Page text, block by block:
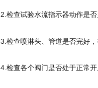
2.检查试验水流指示器动作是
3.检查喷淋头、管道是否完好，
4.检查各个阀门是否处于正常